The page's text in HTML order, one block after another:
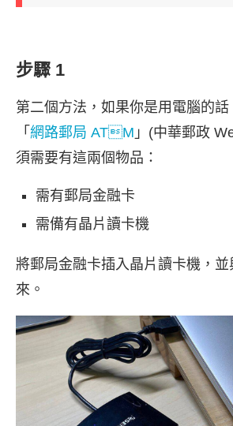
步驟 1
第二個方法，如果你是用電腦的話
「 網路郵局 ATM 」(中華郵政
須需要有這兩個物品：
需有郵局金融卡
需備有晶片讀卡機
將郵局金融卡插入晶片讀卡機，
來。